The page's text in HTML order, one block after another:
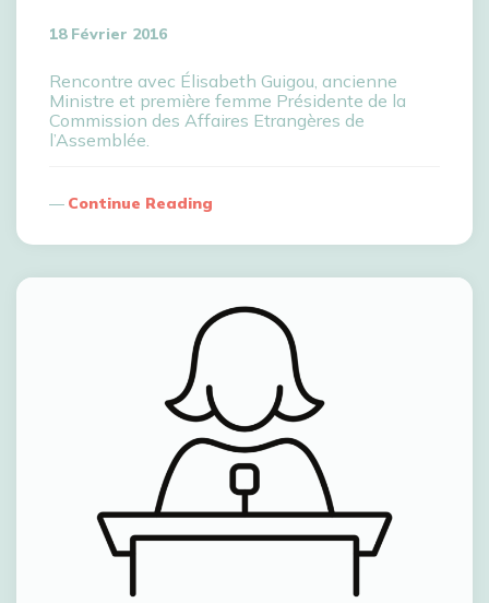
18 Février 2016
Rencontre avec Élisabeth Guigou, ancienne
Ministre et première femme Présidente de la
Commission des Affaires Etrangères de
l’Assemblée.
Continue Reading